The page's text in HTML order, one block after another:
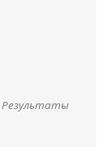
Результаты